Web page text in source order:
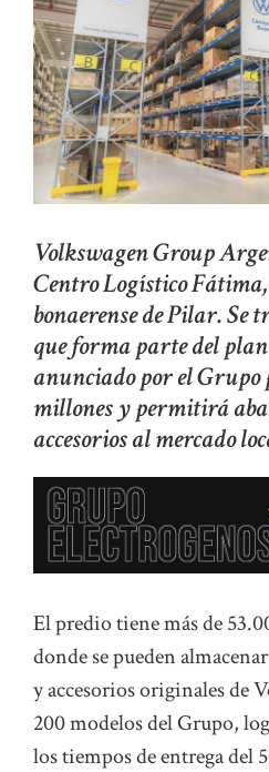
Volkswagen Group
Centro Logístico
bonaerense de Pilar. Se
que forma parte del
anunciado por el Grupo
millones y permitirá
accesorios al mercado
El predio tiene más de
donde se pueden
y accesorios originales de
200 modelos del Grupo,
los tiempos de entrega del